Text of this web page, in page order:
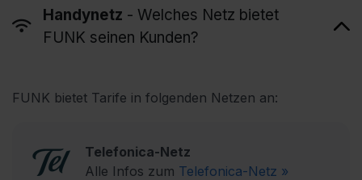
Handynetz - Welches Netz bietet
FUNK seinen Kunden?
FUNK bietet Tarife in folgenden Netzen an:
Telefonica-Netz
Alle Infos zum Telefonica-Netz »